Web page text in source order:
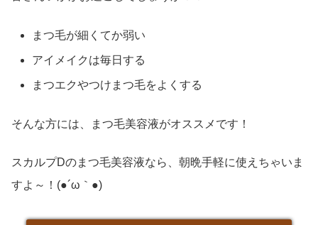
まつ毛が細くてか弱い
アイメイクは毎日する
まつエクやつけまつ毛をよくする
そんな方には、まつ毛美容液がオススメです！
スカルプDのまつ毛美容液なら、朝晩手軽に使えちゃいま
すよ～！(●´ω｀●)